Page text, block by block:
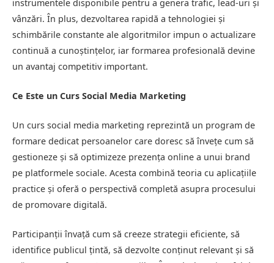
instrumentele disponibile pentru a genera trafic, lead-uri și
vânzări. În plus, dezvoltarea rapidă a tehnologiei și
schimbările constante ale algoritmilor impun o actualizare
continuă a cunoștințelor, iar formarea profesională devine
un avantaj competitiv important.
Ce Este un Curs Social Media Marketing
Un curs social media marketing reprezintă un program de
formare dedicat persoanelor care doresc să învețe cum să
gestioneze și să optimizeze prezența online a unui brand
pe platformele sociale. Acesta combină teoria cu aplicațiile
practice și oferă o perspectivă completă asupra procesului
de promovare digitală.
Participanții învață cum să creeze strategii eficiente, să
identifice publicul țintă, să dezvolte conținut relevant și să